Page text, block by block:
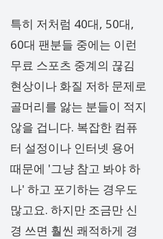
특히 저처럼 40대, 50대,
60대 팬분들 중에는 이런
무료 스포츠 중계의 끊김
현상이나 화질 저하 문제로
골머리를 앓는 분들이 적지
않을 겁니다. 복잡한 컴퓨
터 설정이나 인터넷 용어
때문에 '그냥 참고 봐야 하
나' 하고 포기하는 경우도
많고요. 하지만 조금만 신
경 쓰면 훨씬 쾌적하게 경